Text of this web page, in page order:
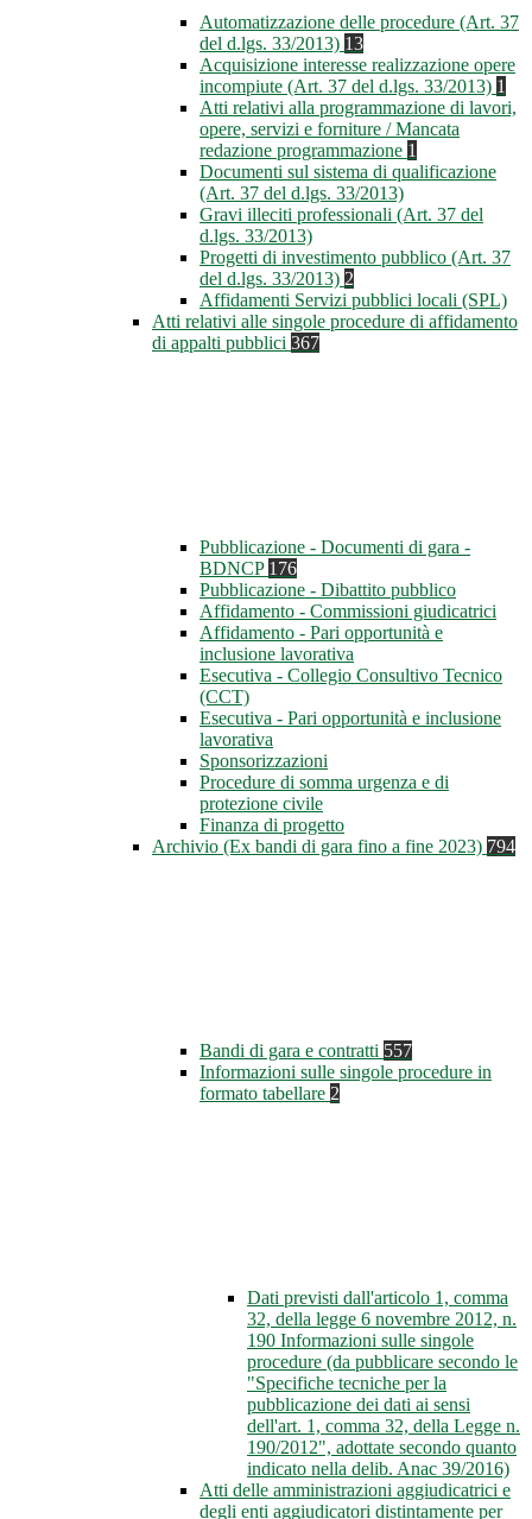
Automatizzazione delle procedure (Art. 37
del d.lgs. 33/2013) 13
Acquisizione interesse realizzazione opere
incompiute (Art. 37 del d.lgs. 33/2013) 1
Atti relativi alla programmazione di lavori,
opere, servizi e forniture / Mancata
redazione programmazione 1
Documenti sul sistema di qualificazione
(Art. 37 del d.lgs. 33/2013)
Gravi illeciti professionali (Art. 37 del
d.lgs. 33/2013)
Progetti di investimento pubblico (Art. 37
del d.lgs. 33/2013) 2
Affidamenti Servizi pubblici locali (SPL)
Atti relativi alle singole procedure di affidamento
di appalti pubblici 367
Pubblicazione - Documenti di gara -
BDNCP 176
Pubblicazione - Dibattito pubblico
Affidamento - Commissioni giudicatrici
Affidamento - Pari opportunità e
inclusione lavorativa
Esecutiva - Collegio Consultivo Tecnico
(CCT)
Esecutiva - Pari opportunità e inclusione
lavorativa
Sponsorizzazioni
Procedure di somma urgenza e di
protezione civile
Finanza di progetto
Archivio (Ex bandi di gara fino a fine 2023) 794
Bandi di gara e contratti 557
Informazioni sulle singole procedure in
formato tabellare 2
Dati previsti dall'articolo 1, comma
32, della legge 6 novembre 2012, n.
190 Informazioni sulle singole
procedure (da pubblicare secondo le
"Specifiche tecniche per la
pubblicazione dei dati ai sensi
dell'art. 1, comma 32, della Legge n.
190/2012", adottate secondo quanto
indicato nella delib. Anac 39/2016)
Atti delle amministrazioni aggiudicatrici e
degli enti aggiudicatori distintamente per